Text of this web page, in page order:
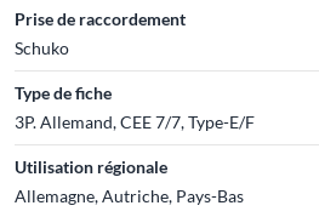
Prise de raccordement
Schuko
Type de fiche
3P. Allemand, CEE 7/7, Type-E/F
Utilisation régionale
Allemagne, Autriche, Pays-Bas